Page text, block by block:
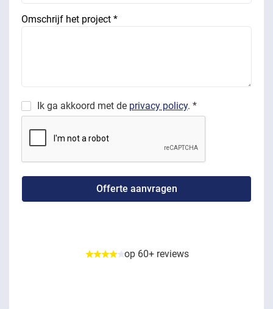
Omschrijf het project *
Ik ga akkoord met de privacy policy. *
op 60+ reviews